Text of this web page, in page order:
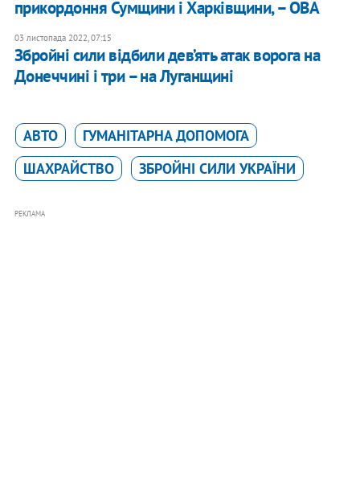
прикордоння Сумщини і Харківщини, – ОВА
03 листопада 2022, 07:15
​Збройні сили відбили дев’ять атак ворога на
Донеччині і три – на Луганщині
АВТО
ГУМАНІТАРНА ДОПОМОГА
ШАХРАЙСТВО
ЗБРОЙНІ СИЛИ УКРАЇНИ
РЕКЛАМА